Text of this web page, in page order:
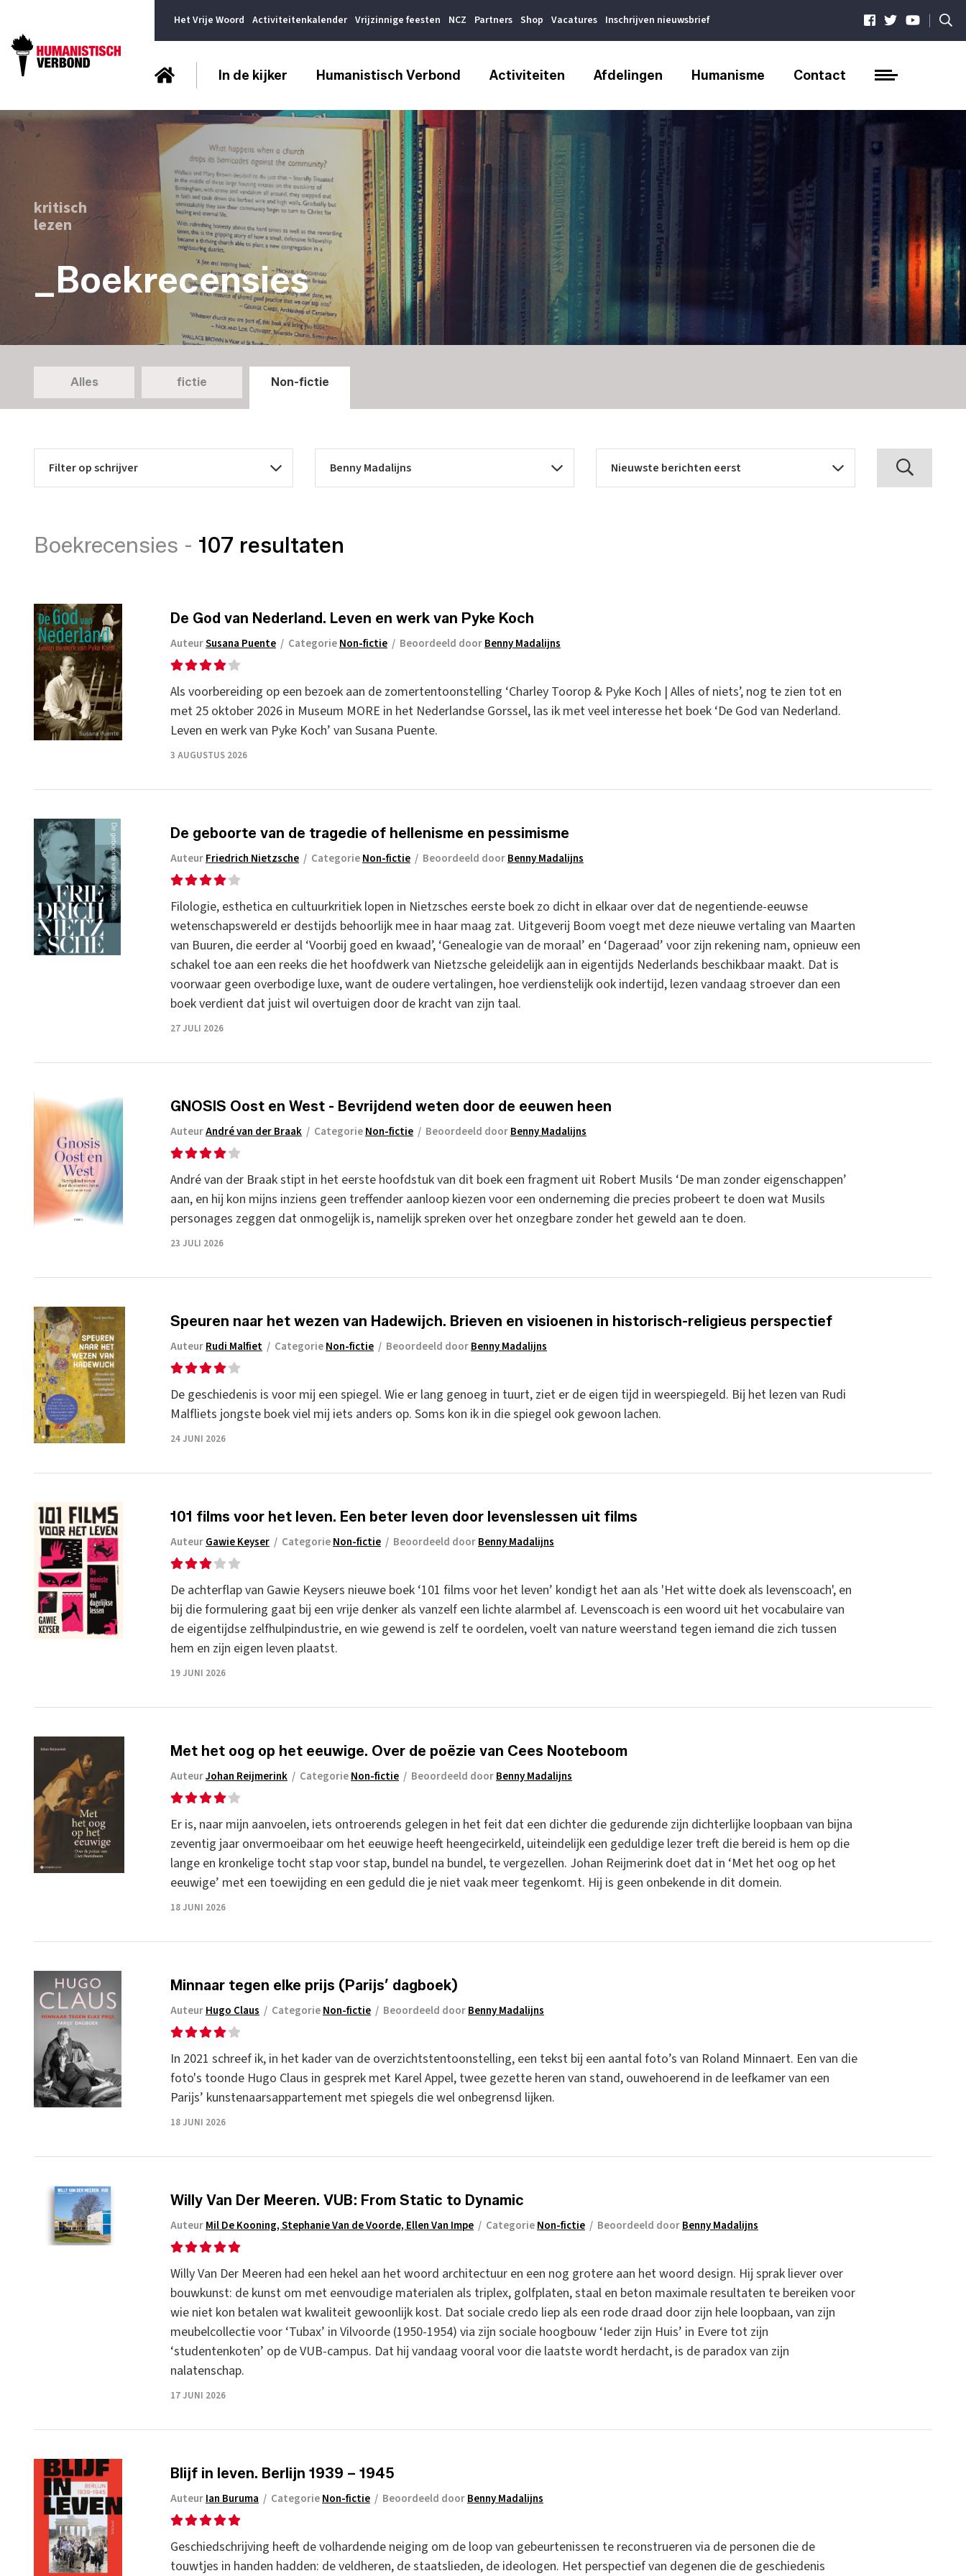
Het Vrije Woord Activiteitenkalender Vrijzinnige feesten NCZ Partners Shop Vacatures Inschrijven nieuwsbrief |
In de kijker Humanistisch Verbond Activiteiten Afdelingen Humanisme Contact
kritisch
lezen
_Boekrecensies
Alles fictie Non-fictie
Boekrecensies - 107 resultaten
De God van Nederland. Leven en werk van Pyke Koch
AuteurSusana Puente / CategorieNon-fictie / Beoordeeld doorBenny Madalijns
Als voorbereiding op een bezoek aan de zomertentoonstelling ‘Charley Toorop & Pyke Koch | Alles of niets’, nog te zien tot en
met 25 oktober 2026 in Museum MORE in het Nederlandse Gorssel, las ik met veel interesse het boek ‘De God van Nederland.
Leven en werk van Pyke Koch’ van Susana Puente.
3 AUGUSTUS 2026
De geboorte van de tragedie of hellenisme en pessimisme
AuteurFriedrich Nietzsche / CategorieNon-fictie / Beoordeeld doorBenny Madalijns
Filologie, esthetica en cultuurkritiek lopen in Nietzsches eerste boek zo dicht in elkaar over dat de negentiende-eeuwse
wetenschapswereld er destijds behoorlijk mee in haar maag zat. Uitgeverij Boom voegt met deze nieuwe vertaling van Maarten
van Buuren, die eerder al ‘Voorbij goed en kwaad’, ‘Genealogie van de moraal’ en ‘Dageraad’ voor zijn rekening nam, opnieuw een
schakel toe aan een reeks die het hoofdwerk van Nietzsche geleidelijk aan in eigentijds Nederlands beschikbaar maakt. Dat is
voorwaar geen overbodige luxe, want de oudere vertalingen, hoe verdienstelijk ook indertijd, lezen vandaag stroever dan een
boek verdient dat juist wil overtuigen door de kracht van zijn taal.
27 JULI 2026
GNOSIS Oost en West - Bevrijdend weten door de eeuwen heen
AuteurAndré van der Braak / CategorieNon-fictie / Beoordeeld doorBenny Madalijns
André van der Braak stipt in het eerste hoofdstuk van dit boek een fragment uit Robert Musils ‘De man zonder eigenschappen’
aan, en hij kon mijns inziens geen treffender aanloop kiezen voor een onderneming die precies probeert te doen wat Musils
personages zeggen dat onmogelijk is, namelijk spreken over het onzegbare zonder het geweld aan te doen.
23 JULI 2026
Speuren naar het wezen van Hadewijch. Brieven en visioenen in historisch-religieus perspectief
AuteurRudi Malfiet / CategorieNon-fictie / Beoordeeld doorBenny Madalijns
De geschiedenis is voor mij een spiegel. Wie er lang genoeg in tuurt, ziet er de eigen tijd in weerspiegeld. Bij het lezen van Rudi
Malfliets jongste boek viel mij iets anders op. Soms kon ik in die spiegel ook gewoon lachen.
24 JUNI 2026
101 films voor het leven. Een beter leven door levenslessen uit films
AuteurGawie Keyser / CategorieNon-fictie / Beoordeeld doorBenny Madalijns
De achterflap van Gawie Keysers nieuwe boek ‘101 films voor het leven’ kondigt het aan als 'Het witte doek als levenscoach', en
bij die formulering gaat bij een vrije denker als vanzelf een lichte alarmbel af. Levenscoach is een woord uit het vocabulaire van
de eigentijdse zelfhulpindustrie, en wie gewend is zelf te oordelen, voelt van nature weerstand tegen iemand die zich tussen
hem en zijn eigen leven plaatst.
19 JUNI 2026
Met het oog op het eeuwige. Over de poëzie van Cees Nooteboom
AuteurJohan Reijmerink / CategorieNon-fictie / Beoordeeld doorBenny Madalijns
Er is, naar mijn aanvoelen, iets ontroerends gelegen in het feit dat een dichter die gedurende zijn dichterlijke loopbaan van bijna
zeventig jaar onvermoeibaar om het eeuwige heeft heengecirkeld, uiteindelijk een geduldige lezer treft die bereid is hem op die
lange en kronkelige tocht stap voor stap, bundel na bundel, te vergezellen. Johan Reijmerink doet dat in ‘Met het oog op het
eeuwige’ met een toewijding en een geduld die je niet vaak meer tegenkomt. Hij is geen onbekende in dit domein.
18 JUNI 2026
Minnaar tegen elke prijs (Parijs’ dagboek)
AuteurHugo Claus / CategorieNon-fictie / Beoordeeld doorBenny Madalijns
In 2021 schreef ik, in het kader van de overzichtstentoonstelling, een tekst bij een aantal foto’s van Roland Minnaert. Een van die
foto's toonde Hugo Claus in gesprek met Karel Appel, twee gezette heren van stand, ouwehoerend in de leefkamer van een
Parijs’ kunstenaarsappartement met spiegels die wel onbegrensd lijken.
18 JUNI 2026
Willy Van Der Meeren. VUB: From Static to Dynamic
AuteurMil De Kooning, Stephanie Van de Voorde, Ellen Van Impe / CategorieNon-fictie / Beoordeeld doorBenny Madalijns
Willy Van Der Meeren had een hekel aan het woord architectuur en een nog grotere aan het woord design. Hij sprak liever over
bouwkunst: de kunst om met eenvoudige materialen als triplex, golfplaten, staal en beton maximale resultaten te bereiken voor
wie niet kon betalen wat kwaliteit gewoonlijk kost. Dat sociale credo liep als een rode draad door zijn hele loopbaan, van zijn
meubelcollectie voor ‘Tubax’ in Vilvoorde (1950-1954) via zijn sociale hoogbouw ‘Ieder zijn Huis’ in Evere tot zijn
‘studentenkoten’ op de VUB-campus. Dat hij vandaag vooral voor die laatste wordt herdacht, is de paradox van zijn
nalatenschap.
17 JUNI 2026
Blijf in leven. Berlijn 1939 – 1945
AuteurIan Buruma / CategorieNon-fictie / Beoordeeld doorBenny Madalijns
Geschiedschrijving heeft de volhardende neiging om de loop van gebeurtenissen te reconstrueren via de personen die de
touwtjes in handen hadden: de veldheren, de staatslieden, de ideologen. Het perspectief van degenen die de geschiedenis